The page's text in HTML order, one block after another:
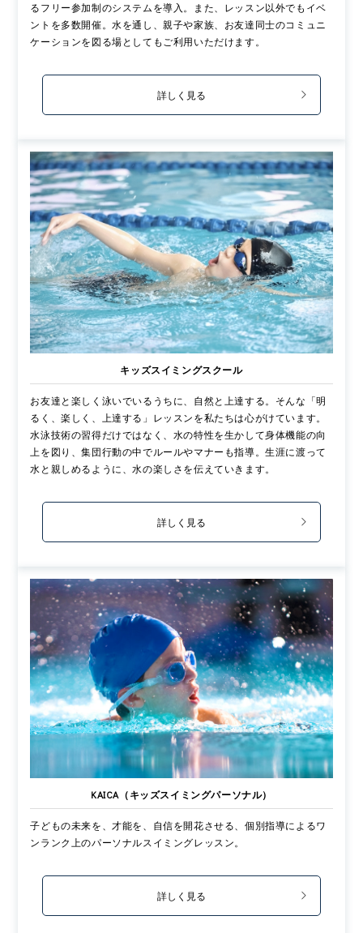
るフリー参加制のシステムを導入。また、レッスン以外でもイベ
ントを多数開催。水を通し、親子や家族、お友達同士のコミュニ
ケーションを図る場としてもご利用いただけます。
詳しく見る
キッズスイミングスクール
お友達と楽しく泳いでいるうちに、自然と上達する。そんな「明
るく、楽しく、上達する」レッスンを私たちは心がけています。
水泳技術の習得だけではなく、水の特性を生かして身体機能の向
上を図り、集団行動の中でルールやマナーも指導。生涯に渡って
水と親しめるように、水の楽しさを伝えていきます。
詳しく見る
KAICA（キッズスイミングパーソナル）
子どもの未来を、才能を、自信を開花させる、個別指導によるワ
ンランク上のパーソナルスイミングレッスン。
詳しく見る